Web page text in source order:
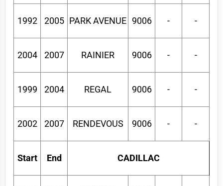
1992 2005 PARK AVENUE 9006 - -
2004 2007 RAINIER 9006 - -
1999 2004 REGAL 9006 - -
2002 2007 RENDEVOUS 9006 - -
Start End CADILLAC